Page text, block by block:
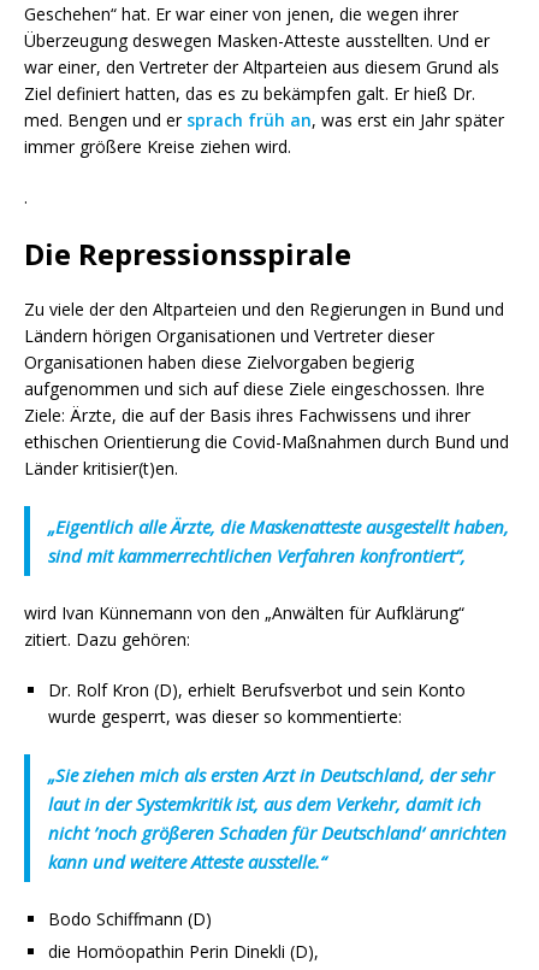
Geschehen“ hat. Er war einer von jenen, die wegen ihrer
Überzeugung deswegen Masken-Atteste ausstellten. Und er
war einer, den Vertreter der Altparteien aus diesem Grund als
Ziel definiert hatten, das es zu bekämpfen galt. Er hieß Dr.
med. Bengen und er sprach früh an, was erst ein Jahr später
immer größere Kreise ziehen wird.
.
Die Repressionsspirale
Zu viele der den Altparteien und den Regierungen in Bund und
Ländern hörigen Organisationen und Vertreter dieser
Organisationen haben diese Zielvorgaben begierig
aufgenommen und sich auf diese Ziele eingeschossen. Ihre
Ziele: Ärzte, die auf der Basis ihres Fachwissens und ihrer
ethischen Orientierung die Covid-Maßnahmen durch Bund und
Länder kritisier(t)en.
„Eigentlich alle Ärzte, die Maskenatteste ausgestellt haben,
sind mit kammerrechtlichen Verfahren konfrontiert“,
wird Ivan Künnemann von den „Anwälten für Aufklärung“
zitiert. Dazu gehören:
Dr. Rolf Kron (D), erhielt Berufsverbot und sein Konto
wurde gesperrt, was dieser so kommentierte:
„Sie ziehen mich als ersten Arzt in Deutschland, der sehr
laut in der Systemkritik ist, aus dem Verkehr, damit ich
nicht ’noch größeren Schaden für Deutschland‘ anrichten
kann und weitere Atteste ausstelle.“
Bodo Schiffmann (D)
die Homöopathin Perin Dinekli (D),